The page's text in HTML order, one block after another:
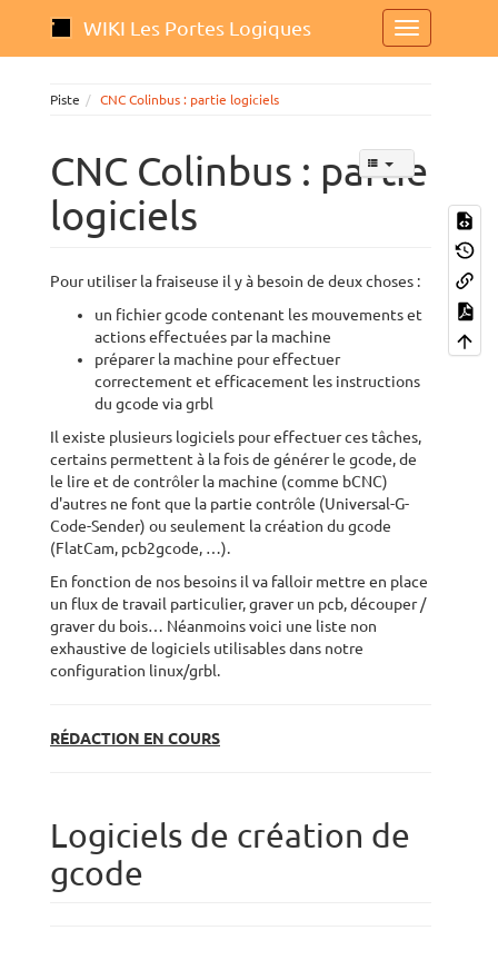
WIKI Les Portes Logiques
Piste CNC Colinbus : partie logiciels
CNC Colinbus : partie
logiciels
Pour utiliser la fraiseuse il y à besoin de deux choses :
un fichier gcode contenant les mouvements et
actions effectuées par la machine
préparer la machine pour effectuer
correctement et efficacement les instructions
du gcode via grbl
Il existe plusieurs logiciels pour effectuer ces tâches,
certains permettent à la fois de générer le gcode, de
le lire et de contrôler la machine (comme bCNC)
d'autres ne font que la partie contrôle (Universal-G-
Code-Sender) ou seulement la création du gcode
(FlatCam, pcb2gcode, …).
En fonction de nos besoins il va falloir mettre en place
un flux de travail particulier, graver un pcb, découper /
graver du bois… Néanmoins voici une liste non
exhaustive de logiciels utilisables dans notre
configuration linux/grbl.
RÉDACTION EN COURS
Logiciels de création de
gcode